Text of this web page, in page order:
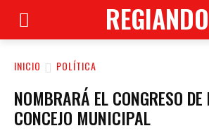
REGIANDO
INICIO POLÍTICA
NOMBRARÁ EL CONGRESO
CONCEJO MUNICIPAL